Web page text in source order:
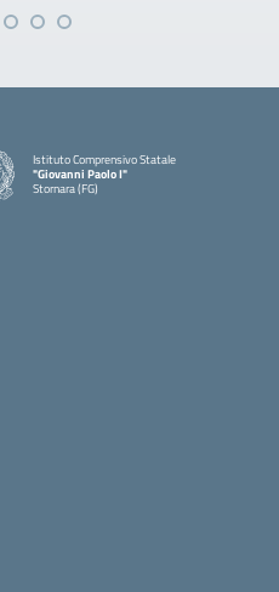
Istituto Comprensivo Statale
"Giovanni Paolo I"
Stornara (FG)